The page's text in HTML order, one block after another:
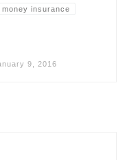
insurance
9, 2016